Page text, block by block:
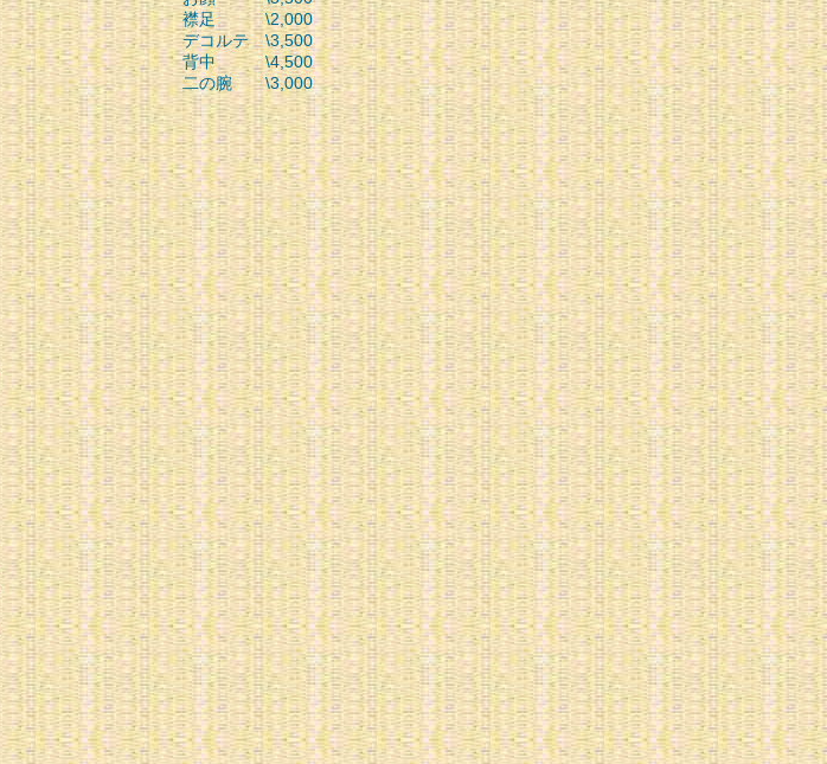
襟足 \2,000
デコルテ \3,500
背中 \4,500
二の腕 \3,000